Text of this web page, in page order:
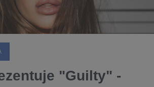
"Guilty" -